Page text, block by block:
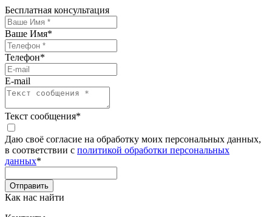
Бесплатная консультация
Ваше Имя*
Телефон*
E-mail
Текст сообщения*
Даю своё согласие на обработку моих персональных данных,
в соответствии с политикой обработки персональных
данных*
Как нас найти